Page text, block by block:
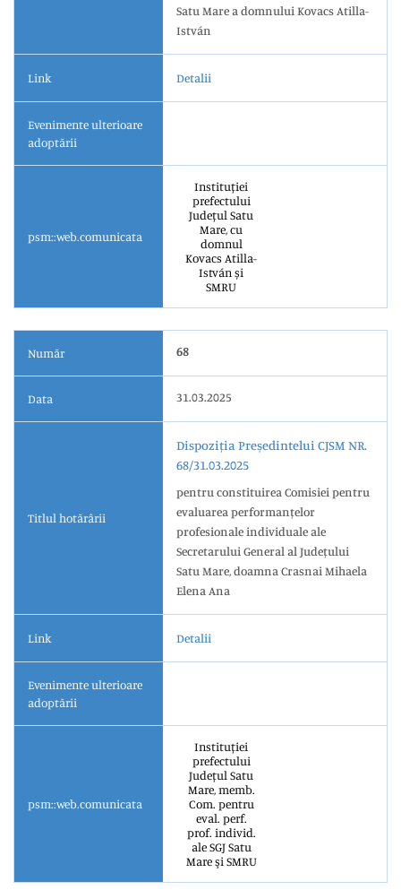
Satu Mare a domnului Kovacs Atilla-
István
Link Detalii
Evenimente ulterioare
adoptării
psm::web.comunicata
Instituției
prefectului
Județul Satu
Mare, cu
domnul
Kovacs Atilla-
István și
SMRU
Număr 68
Data 31.03.2025
Titlul hotărârii
Dispoziția Președintelui CJSM NR.
68/31.03.2025
pentru constituirea Comisiei pentru
evaluarea performanțelor
profesionale individuale ale
Secretarului General al Județului
Satu Mare, doamna Crasnai Mihaela
Elena Ana
Link Detalii
Evenimente ulterioare
adoptării
psm::web.comunicata
Instituției
prefectului
Județul Satu
Mare, memb.
Com. pentru
eval. perf.
prof. individ.
ale SGJ Satu
Mare şi SMRU